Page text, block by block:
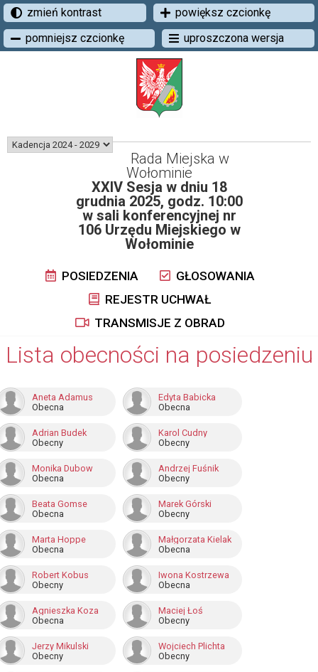
zmień kontrast
powiększ czcionkę
pomniejsz czcionkę
uproszczona wersja
Rada Miejska w
Wołominie
XXIV Sesja w dniu 18
grudnia 2025, godz. 10:00
w sali konferencyjnej nr
106 Urzędu Miejskiego w
Wołominie
POSIEDZENIA
GŁOSOWANIA
REJESTR UCHWAŁ
TRANSMISJE Z OBRAD
Lista obecności na posiedzeniu
Aneta Adamus
Obecna
Edyta Babicka
Obecna
Adrian Budek
Obecny
Karol Cudny
Obecny
Monika Dubow
Obecna
Andrzej Fuśnik
Obecny
Beata Gomse
Obecna
Marek Górski
Obecny
Marta Hoppe
Obecna
Małgorzata Kielak
Obecna
Robert Kobus
Obecny
Iwona Kostrzewa
Obecna
Agnieszka Koza
Obecna
Maciej Łoś
Obecny
Jerzy Mikulski
Obecny
Wojciech Plichta
Obecny